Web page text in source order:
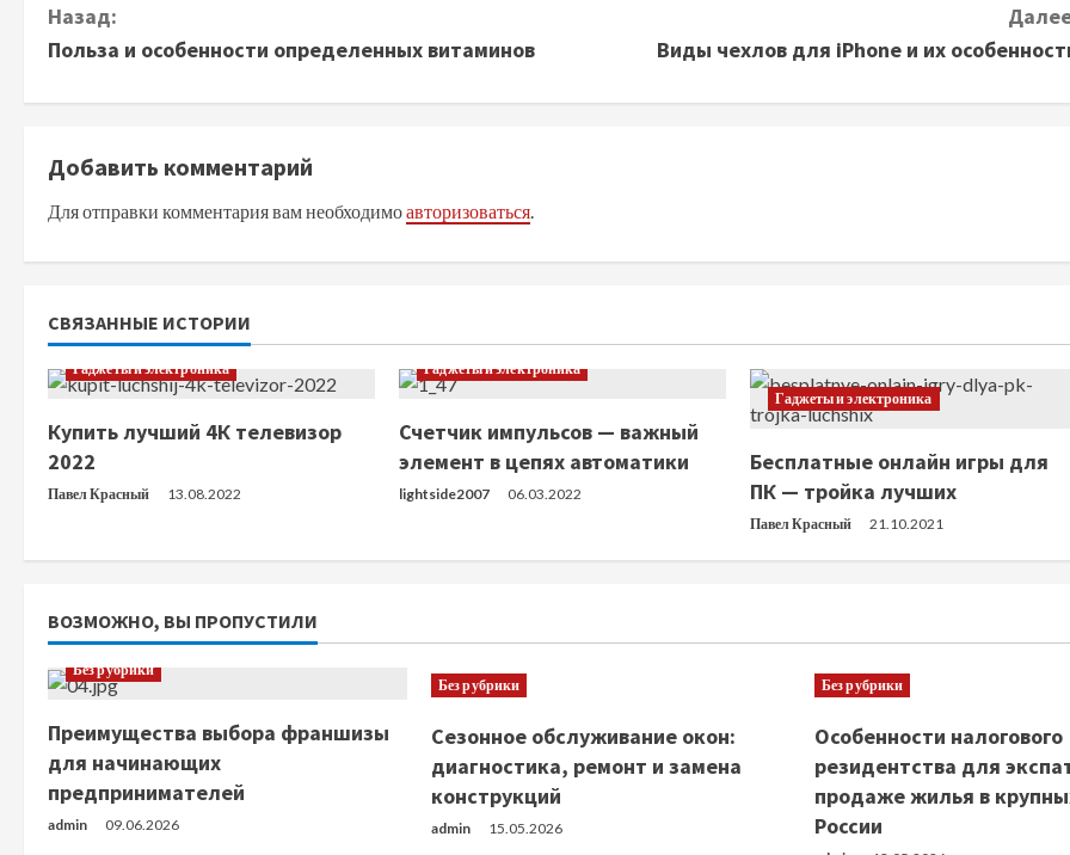
П
д
о
л
ж
и
т
ь
т
е
н
и
е
Назад:
Польза и особенности определенных витаминов
Виды чехлов для iPhone и их
Добавить комментарий
Для отправки комментария вам необходимоавторизоваться.
СВЯЗАННЫЕ ИСТОРИИ
Гаджеты и электроника
Купить лучший 4К телевизор
2022
Павел Красный 13.08.2022
Гаджеты и электроника
Счетчик импульсов — важный
элемент в цепях автоматики
lightside2007 06.03.2022
Гаджеты и электроника
Бесплатные онлайн игры для
ПК — тройка лучших
Павел Красный 21.10.2021
ВОЗМОЖНО, ВЫ ПРОПУСТИЛИ
Без рубрики
Преимущества выбора франшизы
для начинающих
предпринимателей
admin 09.06.2026
Без рубрики
Сезонное обслуживание окон:
диагностика, ремонт и замена
конструкций
admin 15.05.2026
Без рубрики
Особенности налогового
резидентства для
продаже жилья в
России